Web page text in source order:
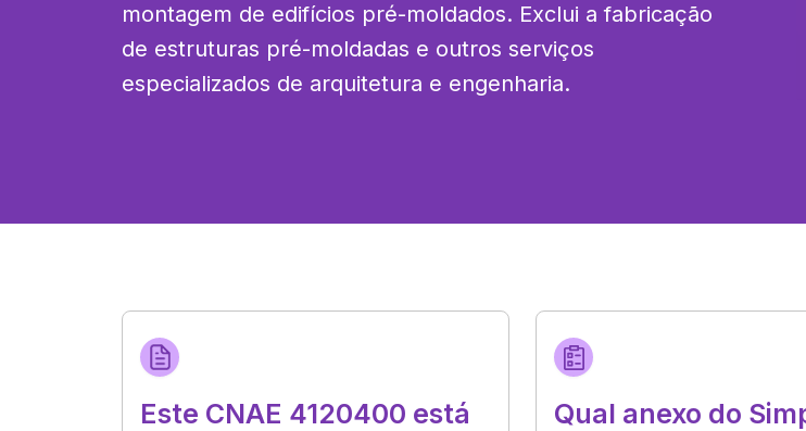
montagem de edifícios pré-moldados. Exclui a fabricação
de estruturas pré-moldadas e outros serviços
especializados de arquitetura e engenharia.
Este CNAE 4120400 está
Qual anexo do